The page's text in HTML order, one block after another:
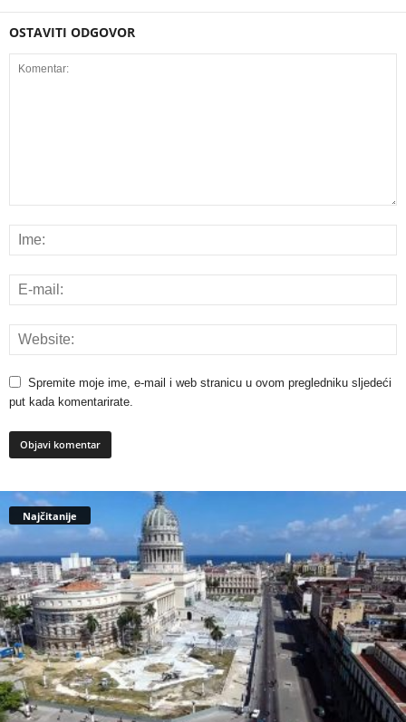
OSTAVITI ODGOVOR
Spremite moje ime, e-mail i web stranicu u ovom pregledniku sljedeći
put kada komentarirate.
Najčitanije